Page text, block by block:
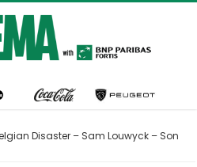
Disaster – Sam Louwyck – Son